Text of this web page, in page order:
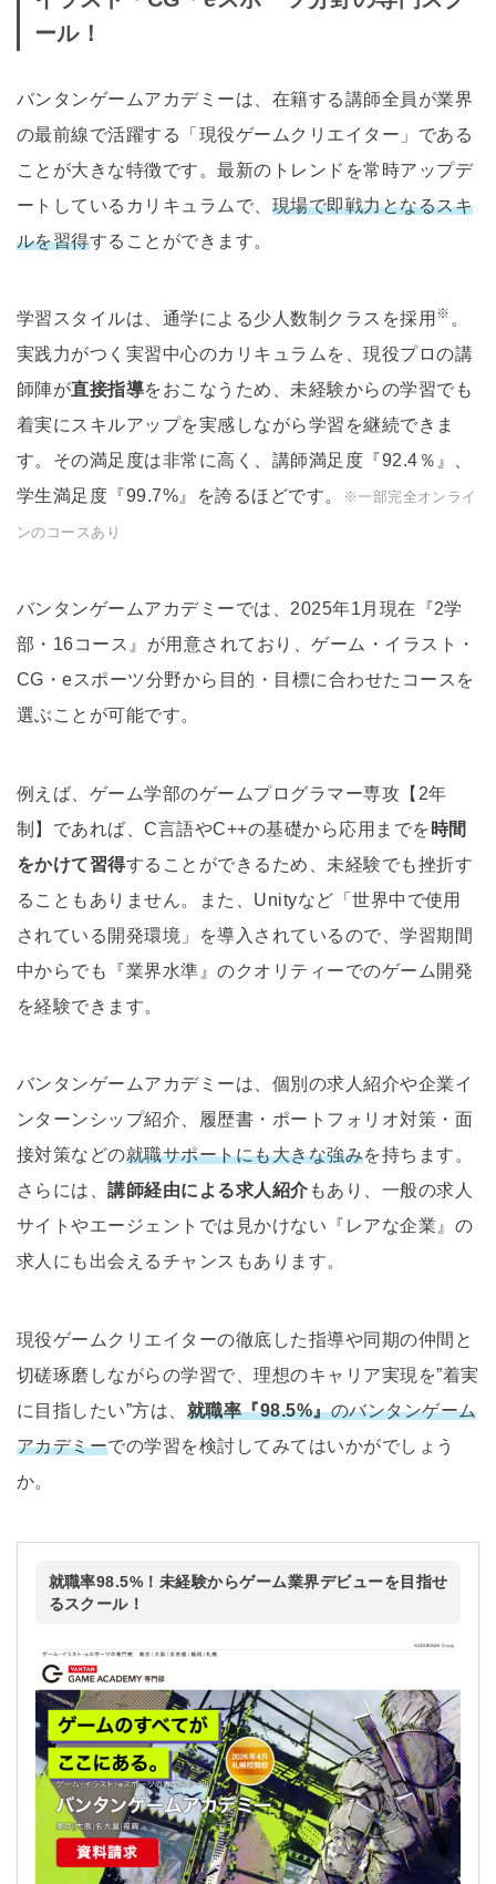
ール！
バンタンゲームアカデミーは、在籍する講師全員が業界
の最前線で活躍する「現役ゲームクリエイター」である
ことが大きな特徴です。最新のトレンドを常時アップデ
ートしているカリキュラムで、 現場で即戦力となるスキ
ルを習得することができます。
学習スタイルは、通学による少人数制クラスを採用 ※ 。
実践力がつく実習中心のカリキュラムを、現役プロの講
師陣が直接指導をおこなうため、未経験からの学習でも
着実にスキルアップを実感しながら学習を継続できま
す。その満足度は非常に高く、講師満足度『92.4％』、
学生満足度『99.7%』を誇るほどです。
※一部完全オンライ
ンのコースあり
バンタンゲームアカデミーでは、2025年1月現在『2学
部・16コース』が用意されており、ゲーム・イラスト・
CG・eスポーツ分野から目的・目標に合わせたコースを
選ぶことが可能です。
例えば、ゲーム学部のゲームプログラマー専攻【2年
制】であれば、C言語やC++の基礎から応用までを 時間
をかけて習得することができるため、未経験でも挫折す
ることもありません。また、Unityなど「世界中で使用
されている開発環境」を導入されているので、学習期間
中からでも『業界水準』のクオリティーでのゲーム開発
を経験できます。
バンタンゲームアカデミーは、個別の求人紹介や企業イ
ンターンシップ紹介、履歴書・ポートフォリオ対策・面
接対策などの就職サポートにも大きな強みを持ちます。
さらには、講師経由による求人紹介 もあり、一般の求人
サイトやエージェントでは見かけない『レアな企業』の
求人にも出会えるチャンスもあります。
現役ゲームクリエイターの徹底した指導や同期の仲間と
切磋琢磨しながらの学習で、理想のキャリア実現を”着実
に目指したい”方は、 就職率『98.5%』のバンタンゲーム
アカデミーでの学習を検討してみてはいかがでしょう
か。
就職率98.5%！未経験からゲーム業界デビューを目指せ
るスクール！